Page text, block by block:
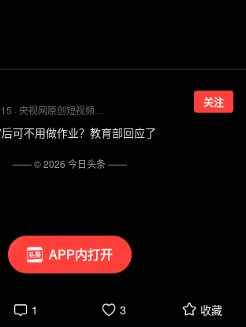
APP内打开
关注
可不用做作业？教育部回应了
1 3 收藏
—— ©2026 今日头条——